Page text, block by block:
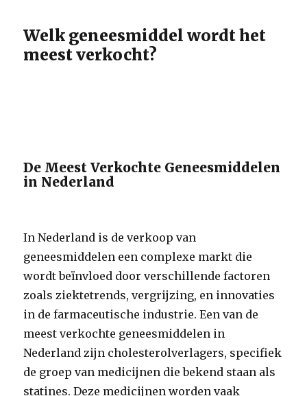
Welk geneesmiddel wordt het
meest verkocht?
De Meest Verkochte Geneesmiddelen
in Nederland
In Nederland is de verkoop van
geneesmiddelen een complexe markt die
wordt beïnvloed door verschillende factoren
zoals ziektetrends, vergrijzing, en innovaties
in de farmaceutische industrie. Een van de
meest verkochte geneesmiddelen in
Nederland zijn cholesterolverlagers, specifiek
de groep van medicijnen die bekend staan als
statines. Deze medicijnen worden vaak